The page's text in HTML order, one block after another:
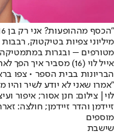
"הכסף מההופעות? אני רק בן 16, נותן לאמא להתעסק בזה"
מיליוני צפיות בטיקטוק,
מטורפים – ובגרות במתמטיקה
אייל לוי (16) מסביר
הבריונות בבית הספר • צפו
"אמרו שאני לא יודע לשיר והיו
לוי| צילום: חנן אסור; איפור
זיידמן והדר זיידמן; חולצה:
מוספים
שישבת